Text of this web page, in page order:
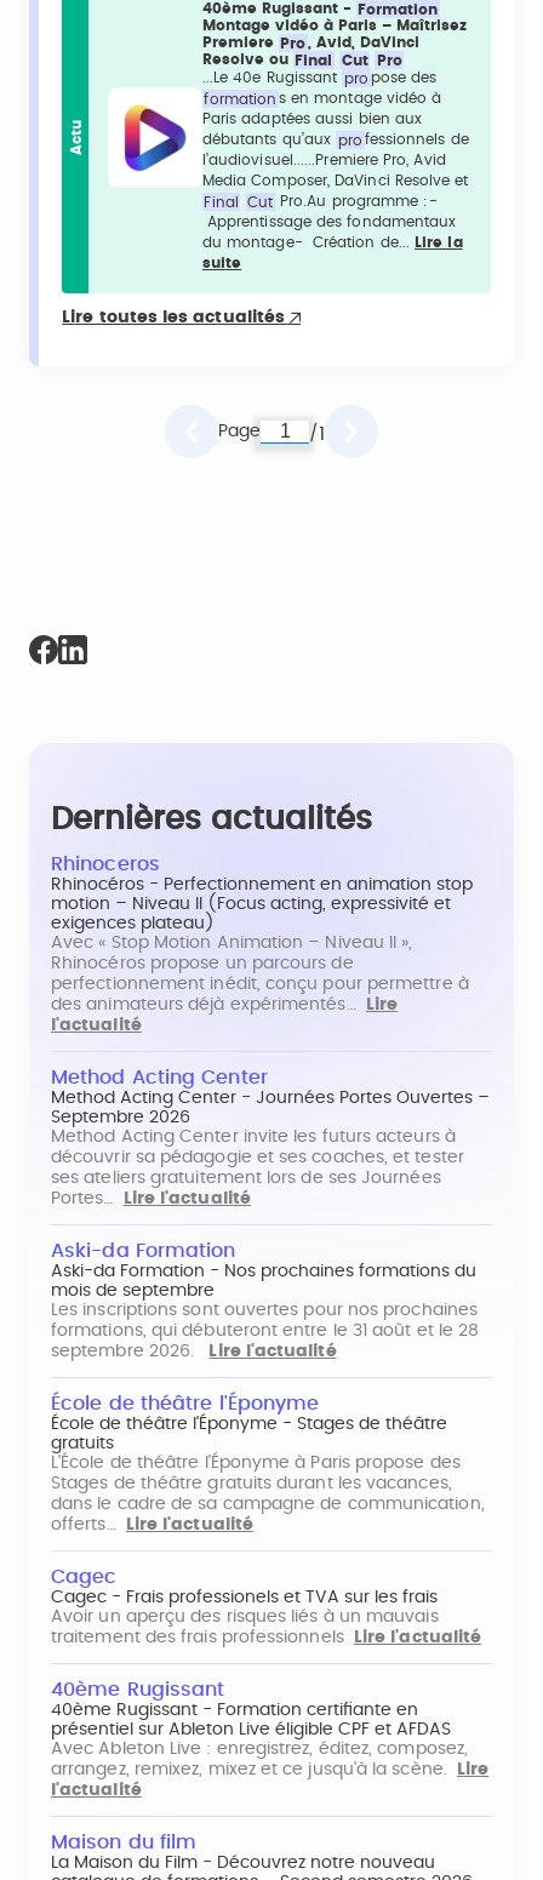
Actu
40ème Rugissant - Formation
Montage vidéo à Paris – Maîtrisez
Premiere Pro
, Avid, DaVinci
Resolve ou Final Cut
Pro
...Le 40e Rugissant pro pose des
formation s en montage vidéo à
Paris adaptées aussi bien aux
débutants qu’aux pro fessionnels de
l’audiovisuel......Premiere Pro, Avid
Media Composer, DaVinci Resolve et
Final
Cut
Pro.Au programme :-
Apprentissage des fondamentaux
du montage- Création de...
Lire la
suite
Lire toutes les actualités
Page / 1
Dernières actualités
Rhinoceros
Rhinocéros - Perfectionnement en animation stop
motion – Niveau II (Focus acting, expressivité et
exigences plateau)
Avec « Stop Motion Animation – Niveau II »,
Rhinocéros propose un parcours de
perfectionnement inédit, conçu pour permettre à
des animateurs déjà expérimentés…
Lire
l'actualité
Method Acting Center
Method Acting Center - Journées Portes Ouvertes –
Septembre 2026
Method Acting Center invite les futurs acteurs à
découvrir sa pédagogie et ses coaches, et tester
ses ateliers gratuitement lors de ses Journées
Portes…
Lire l'actualité
Aski-da Formation
Aski-da Formation - Nos prochaines formations du
mois de septembre
Les inscriptions sont ouvertes pour nos prochaines
formations, qui débuteront entre le 31 août et le 28
septembre 2026.
Lire l'actualité
École de théâtre l'Éponyme
École de théâtre l'Éponyme - Stages de théâtre
gratuits
L'École de théâtre l'Éponyme à Paris propose des
Stages de théâtre gratuits durant les vacances,
dans le cadre de sa campagne de communication,
offerts…
Lire l'actualité
Cagec
Cagec - Frais professionels et TVA sur les frais
Avoir un aperçu des risques liés à un mauvais
traitement des frais professionnels
Lire l'actualité
40ème Rugissant
40ème Rugissant - Formation certifiante en
présentiel sur Ableton Live éligible CPF et AFDAS
Avec Ableton Live : enregistrez, éditez, composez,
arrangez, remixez, mixez et ce jusqu'à la scène.
Lire
l'actualité
Maison du film
La Maison du Film - Découvrez notre nouveau